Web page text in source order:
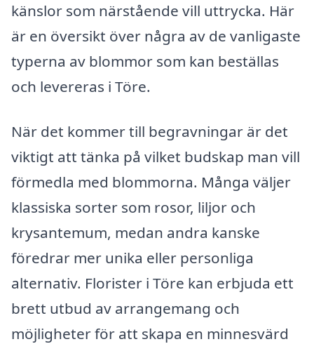
känslor som närstående vill uttrycka. Här
är en översikt över några av de vanligaste
typerna av blommor som kan beställas
och levereras i Töre.
När det kommer till begravningar är det
viktigt att tänka på vilket budskap man vill
förmedla med blommorna. Många väljer
klassiska sorter som rosor, liljor och
krysantemum, medan andra kanske
föredrar mer unika eller personliga
alternativ. Florister i Töre kan erbjuda ett
brett utbud av arrangemang och
möjligheter för att skapa en minnesvärd